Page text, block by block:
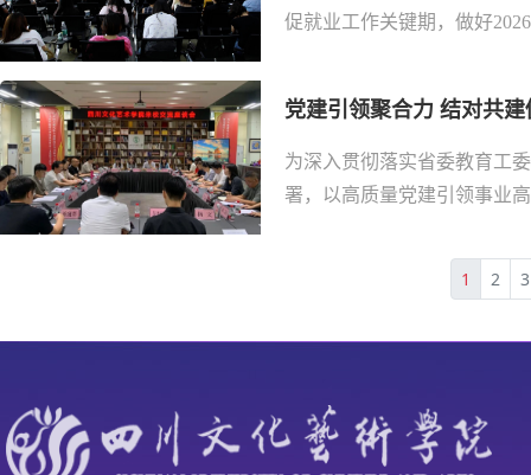
促就业工作关键期，做好
党建引领聚合力 结对共
为深入贯彻落实省委教育工
署，以高质量党建引领事业
1 2 3